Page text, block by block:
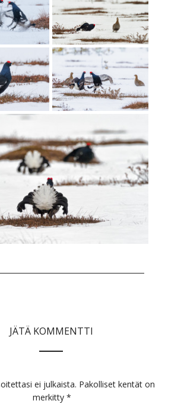
JÄTÄ KOMMENTTI
ei julkaista. Pakolliset kentät on
merkitty *